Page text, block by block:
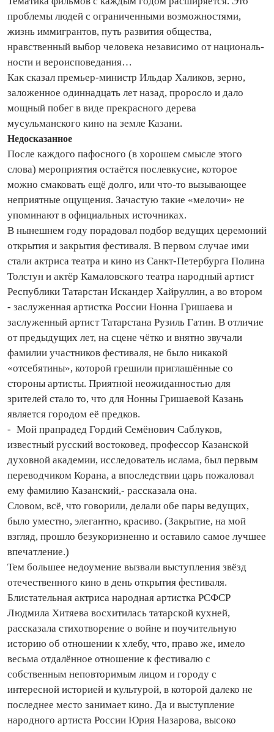
проблемы людей с ограниченными возможностями,
жизнь иммигрантов, путь развития общества,
нравственный выбор человека независимо от на­цио­наль­­
ности и вероисповедания…
Как сказал премь­ер‑министр Ильдар Халиков, зерно,
заложенное одинна­­дцать лет назад, проросло и дало
мощный побег в виде прекрасного дерева
мусульманского кино на земле Казани.
Недосказанное
После каждого пафосного (в хорошем смысле этого
слова) мероприятия остаётся послевкусие, которое
можно смаковать ещё долго, или что‑то вызывающее
неприятные ощущения. Зачастую такие «мелочи» не
упоминают в официальных источниках.
В нынешнем году порадовал подбор ведущих церемоний
открытия и закрытия фестиваля. В первом случае ими
стали актриса те­атра и кино из Санкт‑Петербурга Полина
Толстун и актёр Камаловского те­атра народный артист
Респуб­лики Татарстан Искандер Хайруллин, а во втором
- заслуженная артистка России Нонна Гришаева и
заслуженный артист Татарстана Рузиль Гатин. В отличие
от предыдущих лет, на сцене чётко и внятно звучали
фамилии участников фестиваля, не было никакой
«отсебятины», которой грешили приглашённые со
стороны артисты. Приятной не­ожи­данностью для
зрителей стало то, что для Нонны Гришаевой Ка­зань
является городом её предков.
- Мой прапрадед Гордий Семёнович Саблуков,
известный русский востоковед, профессор Казанской
духовной академии, исследователь ислама, был первым
переводчиком Корана, а впоследствии царь пожаловал
ему фамилию Казанский,- рассказала она.
Словом, всё, что говорили, делали обе пары ведущих,
было уместно, элегантно, красиво. (Закрытие, на мой
взгляд, прошло безукоризненно и оставило самое лучшее
впечатление.)
Тем большее недоумение вызвали выступления звёзд
оте­че­ственного кино в день открытия фестиваля.
Блистательная актриса народная артистка РСФСР
Людмила Хитяева восхитилась татарской кухней,
рассказала сти­хо­творение о вой­не и поучительную
историю об отношении к хлебу, что, право же, имело
весьма отдалённое отношение к фестивалю с
собственным неповторимым лицом и городу с
интересной историей и культурой, в которой далеко не
последнее место занимает кино. Да и выступление
народного артиста России Юрия Назарова, высоко